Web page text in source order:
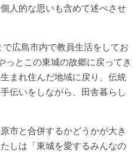
人的な思いも含めて述べさせ
広島市内で教員生活をしてお
っとこの東城の故郷に戻ってき
まれ住んだ地域に戻り、伝統
伝いをしながら、田舎暮らし
市と合併するかどうかが大き
しは「東城を愛するみんなの